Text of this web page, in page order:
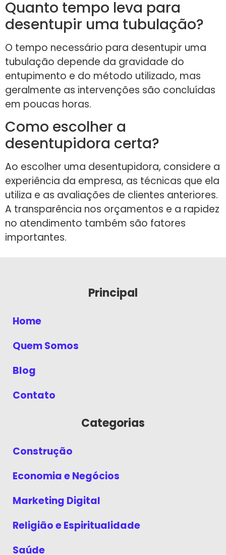
Quanto tempo leva para
desentupir uma tubulação?
O tempo necessário para desentupir uma
tubulação depende da gravidade do
entupimento e do método utilizado, mas
geralmente as intervenções são concluídas
em poucas horas.
Como escolher a
desentupidora certa?
Ao escolher uma desentupidora, considere a
experiência da empresa, as técnicas que ela
utiliza e as avaliações de clientes anteriores.
A transparência nos orçamentos e a rapidez
no atendimento também são fatores
importantes.
Principal
Home
Quem Somos
Blog
Contato
Categorias
Construção
Economia e Negócios
Marketing Digital
Religião e Espiritualidade
Saúde